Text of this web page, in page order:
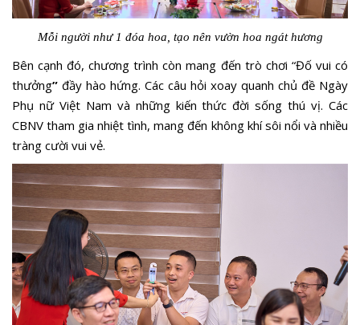
Mỗi người như 1 đóa hoa, tạo nên vườn hoa ngát hương
Bên cạnh đó, chương trình còn mang đến trò chơi “Đố vui có
thưởng” đầy hào hứng. Các câu hỏi xoay quanh chủ đề Ngày
Phụ nữ Việt Nam và những kiến thức đời sống thú vị. Các
CBNV tham gia nhiệt tình, mang đến không khí sôi nổi và nhiều
tràng cười vui vẻ.